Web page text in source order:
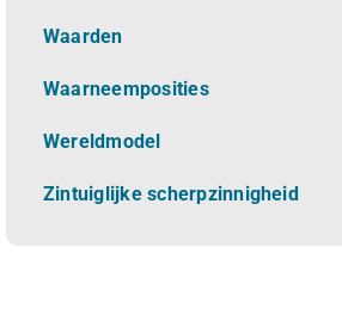
Waarden
Waarneemposities
Wereldmodel
Zintuiglijke scherpzinnigheid